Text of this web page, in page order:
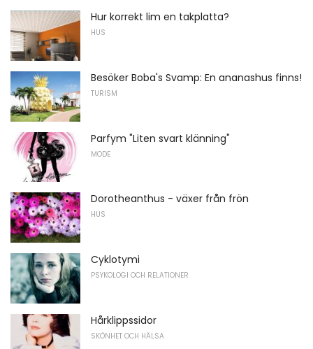
Hur korrekt lim en takplatta?
HUS
Besöker Boba's Svamp: En ananashus finns!
TURISM
Parfym "Liten svart klänning"
MODE
Dorotheanthus - växer från frön
HUS
Cyklotymi
PSYKOLOGI OCH RELATIONER
Hårklippssidor
SKÖNHET OCH HÄLSA